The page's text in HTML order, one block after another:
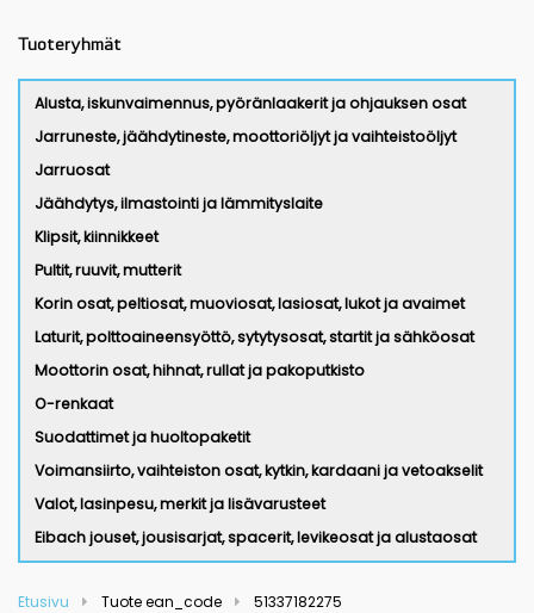
Tuoteryhmät
Alusta, iskunvaimennus, pyöränlaakerit ja ohjauksen osat
Jarruneste, jäähdytineste, moottoriöljyt ja vaihteistoöljyt
Jarruosat
Jäähdytys, ilmastointi ja lämmityslaite
Klipsit, kiinnikkeet
Pultit, ruuvit, mutterit
Korin osat, peltiosat, muoviosat, lasiosat, lukot ja avaimet
Laturit, polttoaineensyöttö, sytytysosat, startit ja sähköosat
Moottorin osat, hihnat, rullat ja pakoputkisto
O-renkaat
Suodattimet ja huoltopaketit
Voimansiirto, vaihteiston osat, kytkin, kardaani ja vetoakselit
Valot, lasinpesu, merkit ja lisävarusteet
Eibach jouset, jousisarjat, spacerit, levikeosat ja alustaosat
Etusivu Tuote ean_code 51337182275